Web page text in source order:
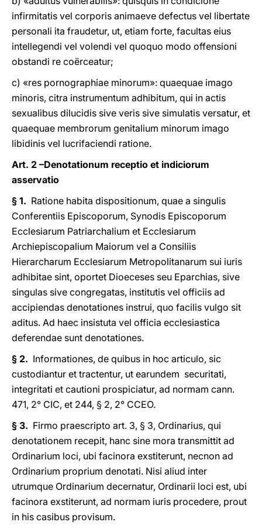
infirmitatis vel corporis animaeve defectus vel libertate
personali ita fraudetur, ut, etiam forte, facultas eius
intellegendi vel volendi vel quoquo modo offensioni
obstandi re coërceatur;
c) «res pornographiae minorum»: quaequae imago
minoris, citra instrumentum adhibitum, qui in actis
sexualibus dilucidis sive veris sive simulatis versatur, et
quaequae membrorum genitalium minorum imago
libidinis vel lucrifaciendi ratione.
Art. 2 –Denotationum receptio et indiciorum
asservatio
§ 1. Ratione habita dispositionum, quae a singulis
Conferentiis Episcoporum, Synodis Episcoporum
Ecclesiarum Patriarchalium et Ecclesiarum
Archiepiscopalium Maiorum vel a Consiliis
Hierarcharum Ecclesiarum Metropolitanarum sui iuris
adhibitae sint, oportet Dioeceses seu Eparchias, sive
singulas sive congregatas, institutis vel officiis ad
accipiendas denotationes instrui, quo facilis vulgo sit
aditus. Ad haec insistuta vel officia ecclesiastica
deferendae sunt denotationes.
§ 2. Informationes, de quibus in hoc articulo, sic
custodiantur et tractentur, ut earundem securitati,
integritati et cautioni prospiciatur, ad normam cann.
471, 2° CIC, et 244, § 2, 2° CCEO.
§ 3. Firmo praescripto art. 3, § 3, Ordinarius, qui
denotationem recepit, hanc sine mora transmittit ad
Ordinarium loci, ubi facinora exstiterunt, necnon ad
Ordinarium proprium denotati. Nisi aliud inter
utrumque Ordinarium decernatur, Ordinarii loci est, ubi
facinora exstiterunt, ad normam iuris procedere, prout
in his casibus provisum.